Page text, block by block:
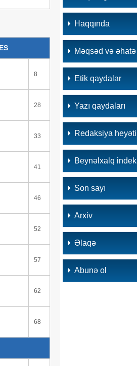
8
28
33
41
46
52
57
62
68
Haqqında
Məqsəd və
Etik qaydalar
Yazı qaydaları
Redaksiya heyəti
Beynəlxalq
Son sayı
Arxiv
Əlaqə
Abunə ol